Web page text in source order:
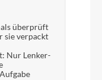
überprüft
sie verpackt
Nur Lenker-